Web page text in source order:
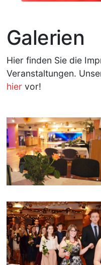
Galerien
Hier finden Sie die
Veranstaltungen.
hier vor!